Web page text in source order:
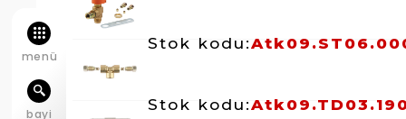
Stok kodu:
Stok kodu:
menü
bayi